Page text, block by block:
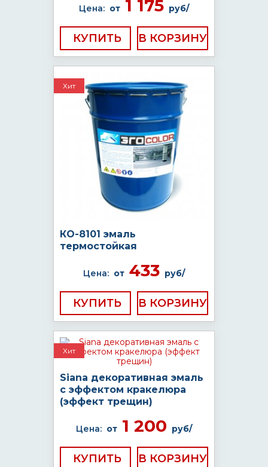
Цена: от 1 175 руб/
КУПИТЬ
Хит
КО-8101 эмаль
термостойкая
Цена: от 433 руб/
КУПИТЬ
Хит
Siana декоративная эмаль
с эффектом кракелюра
(эффект трещин)
Цена: от 1 200 руб/
КУПИТЬ